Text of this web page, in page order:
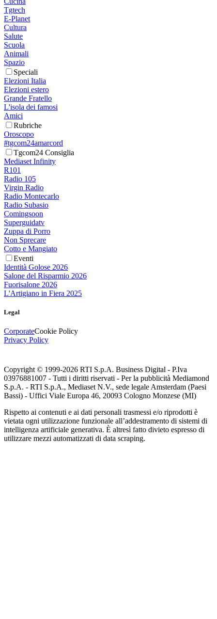
Tgtech
E-Planet
Cultura
Salute
Scuola
Animali
Spazio
Speciali
Elezioni Italia
Elezioni estero
Grande Fratello
L'isola dei famosi
Amici
Rubriche
Oroscopo
#tgcom24amarcord
Tgcom24 Consiglia
Mediaset Infinity
R101
Radio 105
Virgin Radio
Radio Montecarlo
Radio Subasio
Comingsoon
Superguidatv
Zuppa di Porro
Non Sprecare
Cotto e Mangiato
Eventi
Identità Golose 2026
Salone del Risparmio 2026
Fuorisalone 2026
L'Artigiano in Fiera 2025
Legal
CorporateCookie Policy
Privacy Policy
Copyright © 1999-2026 RTI S.p.A. Business Digital - P.Iva
03976881007 - Tutti i diritti riservati - Per la pubblicità Mediamond
S.p.A. - RTI S.p.A., Mediaset N.V., sede legale Amsterdam (Paesi
Bassi) - Uffici Viale Europa 46, 20093 Cologno Monzese (MI)
Rispetto ai contenuti e ai dati personali trasmessi e/o riprodotti è
vietata ogni utilizzazione funzionale all’addestramento di sistemi di
intelligenza artificiale generativa. È altresì fatto divieto espresso di
utilizzare mezzi automatizzati di data scraping.